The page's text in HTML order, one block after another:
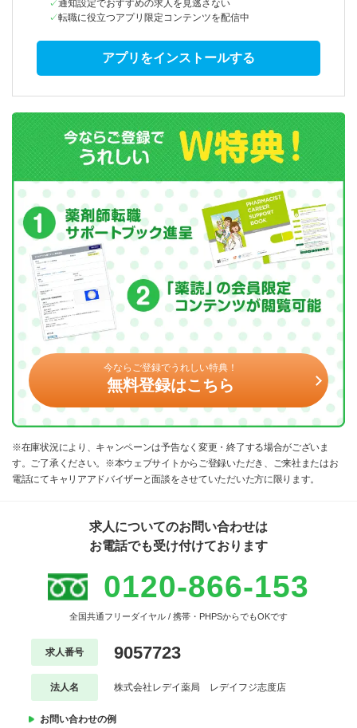
通知設定でおすすめの求人を見逃さない
転職に役立つアプリ限定コンテンツを配信中
アプリをインストールする
今ならご登録でうれしい特典！
無料登録はこちら
※在庫状況により、キャンペーンは予告なく変更・終了する場合がございま
す。ご了承ください。※本ウェブサイトからご登録いただき、ご来社またはお
電話にてキャリアアドバイザーと面談をさせていただいた方に限ります。
求人についてのお問い合わせは
お電話でも受け付けております
0120-866-153
全国共通フリーダイヤル / 携帯・PHPSからでもOKです
求人番号 9057723
法人名 株式会社レデイ薬局 レデイフジ志度店
お問い合わせの例